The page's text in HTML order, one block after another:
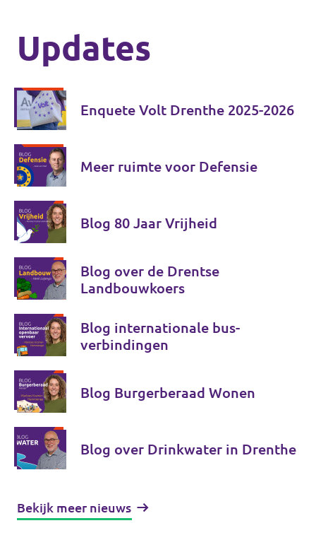
Updates
Enquete Volt Drenthe 2025-2026
Meer ruimte voor Defensie
Blog 80 Jaar Vrijheid
Blog over de Drentse
Landbouwkoers
Blog internationale bus-
verbindingen
Blog Burgerberaad Wonen
Blog over Drinkwater in Drenthe
Bekijk meer nieuws